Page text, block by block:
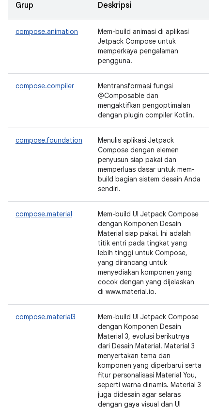
Grup Deskripsi
compose.animation
Mem-build animasi di aplikasi
Jetpack Compose untuk
memperkaya pengalaman
pengguna.
compose.compiler
Mentransformasi fungsi
@Composable dan
mengaktifkan pengoptimalan
dengan plugin compiler Kotlin.
compose.foundation
Menulis aplikasi Jetpack
Compose dengan elemen
penyusun siap pakai dan
memperluas dasar untuk mem-
build bagian sistem desain Anda
sendiri.
compose.material
Mem-build UI Jetpack Compose
dengan Komponen Desain
Material siap pakai. Ini adalah
titik entri pada tingkat yang
lebih tinggi untuk Compose,
yang dirancang untuk
menyediakan komponen yang
cocok dengan yang dijelaskan
di www.material.io.
compose.material3
Mem-build UI Jetpack Compose
dengan Komponen Desain
Material 3, evolusi berikutnya
dari Desain Material. Material 3
menyertakan tema dan
komponen yang diperbarui serta
fitur personalisasi Material You,
seperti warna dinamis. Material 3
juga didesain agar selaras
dengan gaya visual dan UI